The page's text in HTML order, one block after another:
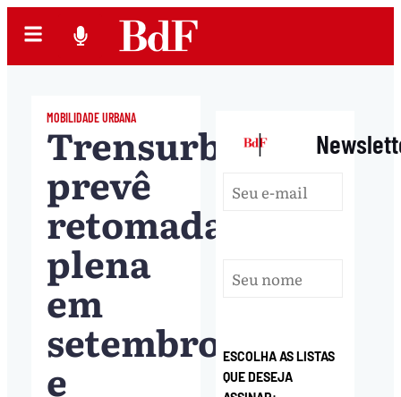
MOBILIDADE URBANA
Trensurb
prevê
retomada
plena
em
setembro
e
|
ESCOLHA AS LISTAS
QUE DESEJA